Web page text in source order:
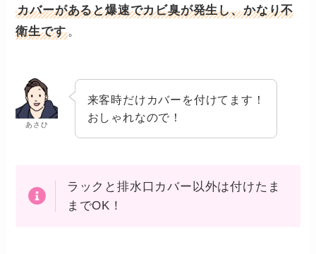
カバーがあると爆速でカビ臭が発生し、かなり不
衛生です。
あさひ
来客時だけカバーを付けてます！
おしゃれなので！
ラックと排水口カバー以外は付けたま
までOK！